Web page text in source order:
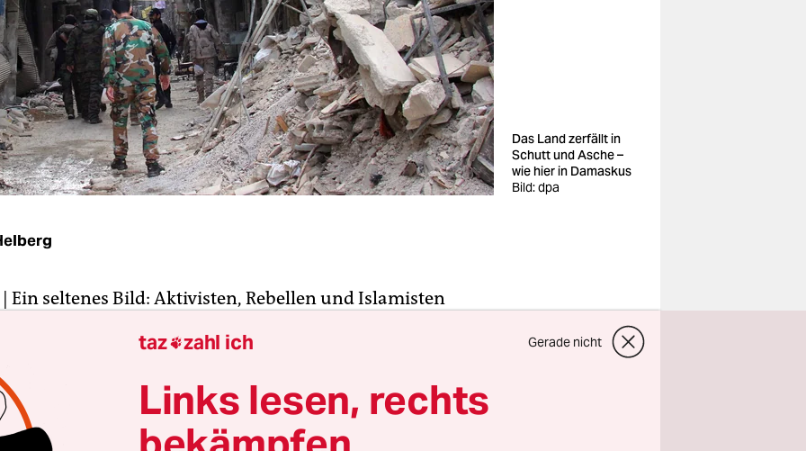
Das Land zerfällt in
Schutt und Asche –
wie hier in Damaskus
Bild: dpa
| Ein seltenes Bild: Aktivisten, Rebellen und Islamisten
weiße Fahne der Al-Nusra-Front hoch, die anderen
Banner der syrischen Islamistengruppe Ahrar al-
Aktivisten, die zum Bart Wollmütze oder lange Haare
mit der grün-weiß-schwarzen Revolutionsflagge
taz zahl ich Gerade nicht
Links lesen, rechts